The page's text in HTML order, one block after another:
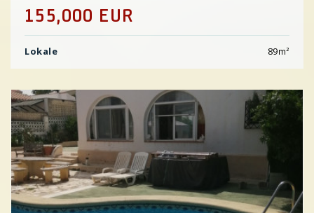
155,000 EUR
Lokale 89m²